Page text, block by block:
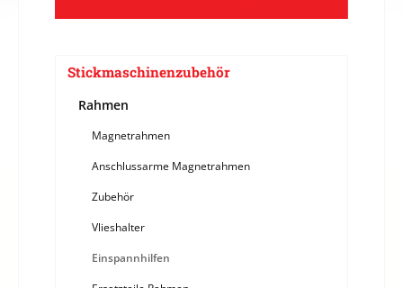
Stickmaschinenzubehör
Rahmen
Magnetrahmen
Anschlussarme Magnetrahmen
Zubehör
Vlieshalter
Einspannhilfen